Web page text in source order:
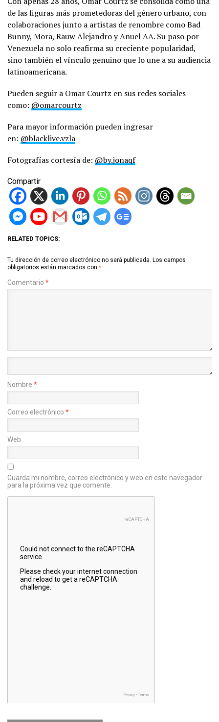
de las figuras más prometedoras del género urbano, con
colaboraciones junto a artistas de renombre como Bad
Bunny, Mora, Rauw Alejandro y Anuel AA. Su paso por
Venezuela no solo reafirma su creciente popularidad,
sino también el vínculo genuino que lo une a su audiencia
latinoamericana.
Pueden seguir a Omar Courtz en sus redes sociales
como: @omarcourtz
Para mayor información pueden ingresar
en: @blacklive.vzla
Fotografías cortesía de: @by.jonaqf
Compartir
RELATED TOPICS:
Tu dirección de correo electrónico no será publicada. Los campos
obligatorios están marcados con *
Comentario *
Nombre *
Correo electrónico *
Web
Guarda mi nombre, correo electrónico y web en este navegador
para la próxima vez que comente.